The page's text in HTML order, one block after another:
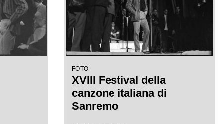
FOTO
XVIII Festival della
canzone italiana di
Sanremo